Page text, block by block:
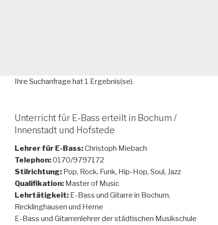
Ihre Suchanfrage hat 1 Ergebnis(se).
Unterricht für E-Bass erteilt in Bochum /
Innenstadt und Hofstede
Lehrer für E-Bass:Christoph Miebach
Telephon:0170/9797172
Stilrichtung: Pop, Rock, Funk, Hip-Hop, Soul, Jazz
Qualifikation: Master of Music
Lehrtätigkeit: E-Bass und Gitarre in Bochum,
Recklinghausen und Herne
E-Bass und Gitarrenlehrer der städtischen Musikschule